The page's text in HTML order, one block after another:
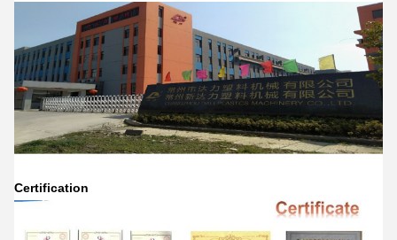
Certification